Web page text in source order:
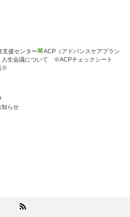
支援センター
ACP（アドバンスケアプラン
人生会議について ※ACPチェックシート
※
知らせ